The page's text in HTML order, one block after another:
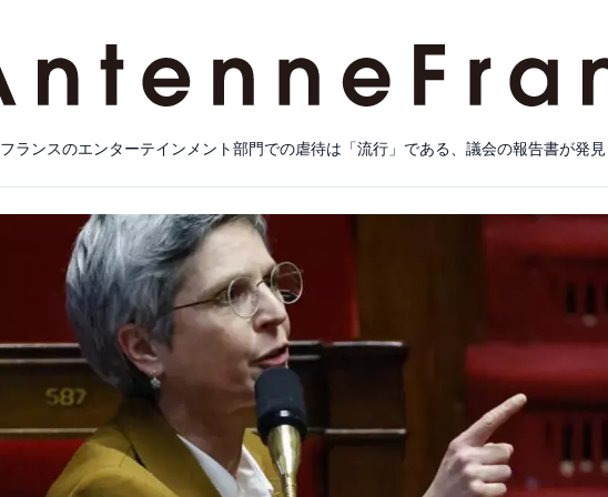
フランスのエンターテインメント部門での虐待は「流行」である、議会の報告書が発